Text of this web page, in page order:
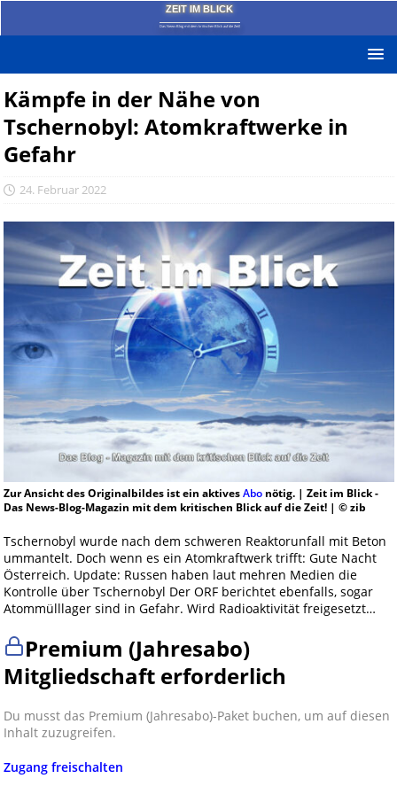
ZEIT IM BLICK
Das News-Blog mit dem kritischen Blick auf die Zeit!
Kämpfe in der Nähe von
Tschernobyl: Atomkraftwerke in
Gefahr
24. Februar 2022
Zur Ansicht des Originalbildes ist ein aktivesAbonötig. | Zeit im Blick -
Das News-Blog-Magazin mit dem kritischen Blick auf die Zeit! | © zib
Tschernobyl wurde nach dem schweren Reaktorunfall mit Beton
ummantelt. Doch wenn es ein Atomkraftwerk trifft: Gute Nacht
Österreich. Update: Russen haben laut mehren Medien die
Kontrolle über Tschernobyl Der ORF berichtet ebenfalls, sogar
Atommülllager sind in Gefahr. Wird Radioaktivität freigesetzt…
Premium (Jahresabo)
Mitgliedschaft erforderlich
Du musst das Premium (Jahresabo)-Paket buchen, um auf diesen
Inhalt zuzugreifen.
Zugang freischalten